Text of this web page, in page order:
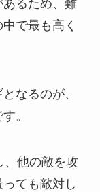
るため、難
で最も高く
なるのが、
。
、他の敵を攻
ても敵対し